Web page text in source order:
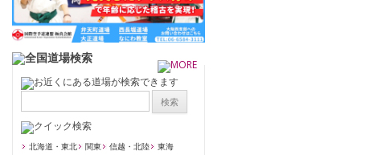
北海道・東北 関東 信越・北陸
東海